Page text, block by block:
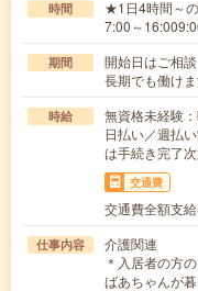
時間
★1日4時間～
7:00～
期間
開始日はご相
長期でも働けま
時給
無資格未経験
日払い／週払
は手続き完了
交通費
交通費全額支
仕事内容
介護関連
＊入居者の方
ばあちゃんが